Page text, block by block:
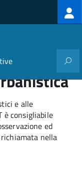
e alle
è consigliabile
ed
nella